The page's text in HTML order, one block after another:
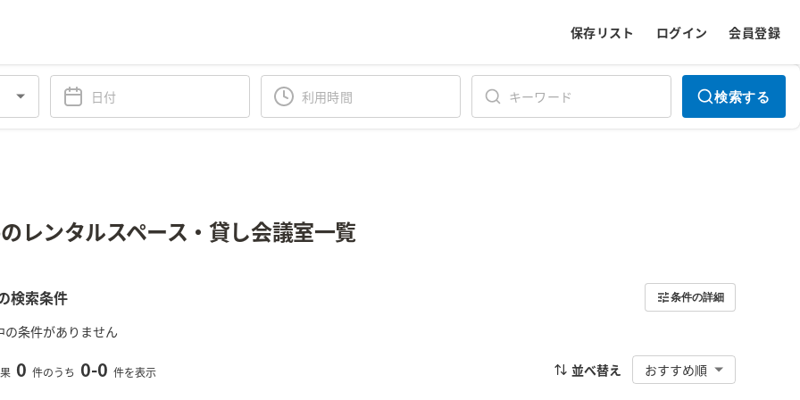
保存リスト ログイン 会員登録
検索する
レンタルスペース・貸し会議室一覧
検索条件 条件の詳細
の条件がありません
0 件のうち 0-0 件を表示 並べ替え おすすめ順